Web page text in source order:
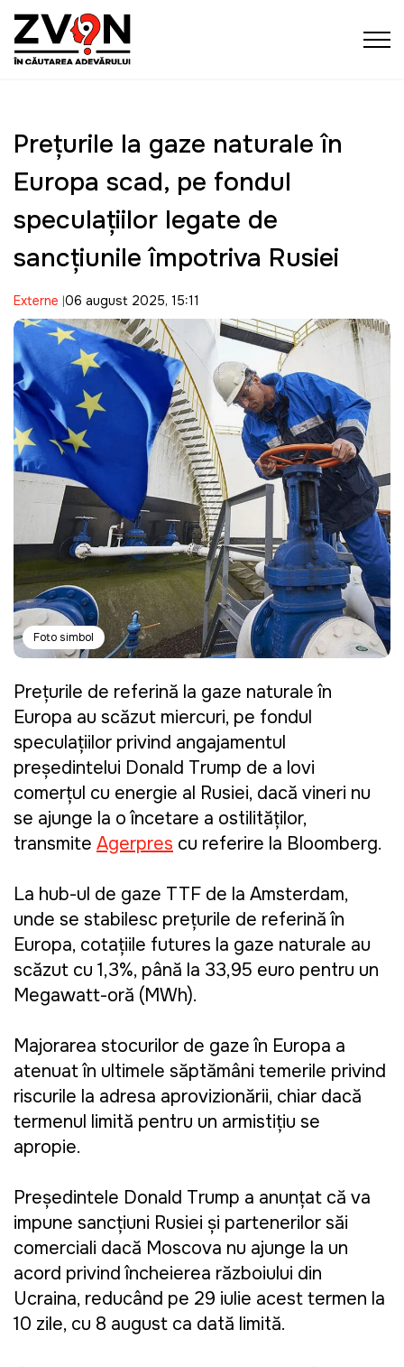
Prețurile la gaze naturale în
Europa scad, pe fondul
speculațiilor legate de
sancțiunile împotriva Rusiei
Externe 06 august 2025, 15:11
Foto simbol
Prețurile de referință la gaze naturale în
Europa au scăzut miercuri, pe fondul
speculațiilor privind angajamentul
președintelui Donald Trump de a lovi
comerțul cu energie al Rusiei, dacă vineri nu
se ajunge la o încetare a ostilităților,
transmite Agerpres cu referire la Bloomberg.
La hub-ul de gaze TTF de la Amsterdam,
unde se stabilesc prețurile de referință în
Europa, cotațiile futures la gaze naturale au
scăzut cu 1,3%, până la 33,95 euro pentru un
Megawatt-oră (MWh).
Majorarea stocurilor de gaze în Europa a
atenuat în ultimele săptămâni temerile privind
riscurile la adresa aprovizionării, chiar dacă
termenul limită pentru un armistițiu se
apropie.
Președintele Donald Trump a anunțat că va
impune sancțiuni Rusiei și partenerilor săi
comerciali dacă Moscova nu ajunge la un
acord privind încheierea războiului din
Ucraina, reducând pe 29 iulie acest termen la
10 zile, cu 8 august ca dată limită.